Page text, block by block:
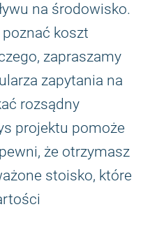
na środowisko.
koszt
zapraszamy
zapytania na
rozsądny
projektu pomoże
że otrzymasz
stoisko, które